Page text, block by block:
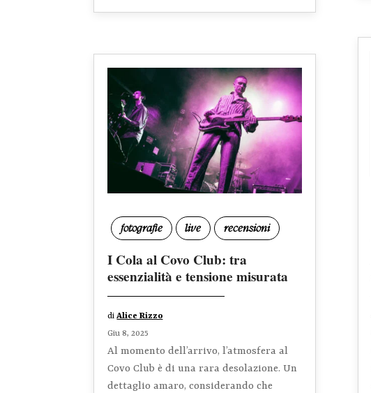
fotografie live recensioni
I Cola al Covo Club: tra
essenzialità e tensione misurata
diAlice Rizzo
Giu 8, 2025
Al momento dell’arrivo, l’atmosfera al
Covo Club è di una rara desolazione. Un
dettaglio amaro, considerando che